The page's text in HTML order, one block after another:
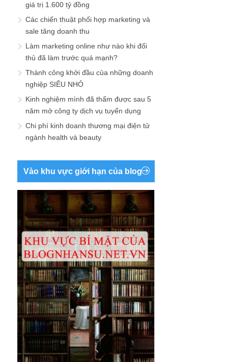
giá trị 1.600 tỷ đồng
Các chiến thuật phối hợp marketing và
sale tăng doanh thu
Làm marketing online như nào khi đối
thủ đã làm trước quá mạnh?
Thành công khởi đầu của những doanh
nghiệp SIÊU NHỎ
Kinh nghiệm mình đã thấm được sau 5
năm mở công ty dịch vụ tuyển dụng
Chi phí kinh doanh thương mại điện tử
ngành health và beauty
Vào khu vực giới hạn của blog